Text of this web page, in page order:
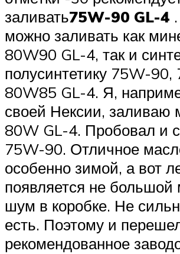
заливать75W-90 GL-4
можно заливать как
80W90 GL-4, так и
полусинтетику 75W-90,
80W85 GL-4. Я,
своей Нексии, заливаю
80W GL-4. Пробовал и
75W-90. Отличное
особенно зимой, а вот
появляется не большой
шум в коробке. Не
есть. Поэтому и
рекомендованное